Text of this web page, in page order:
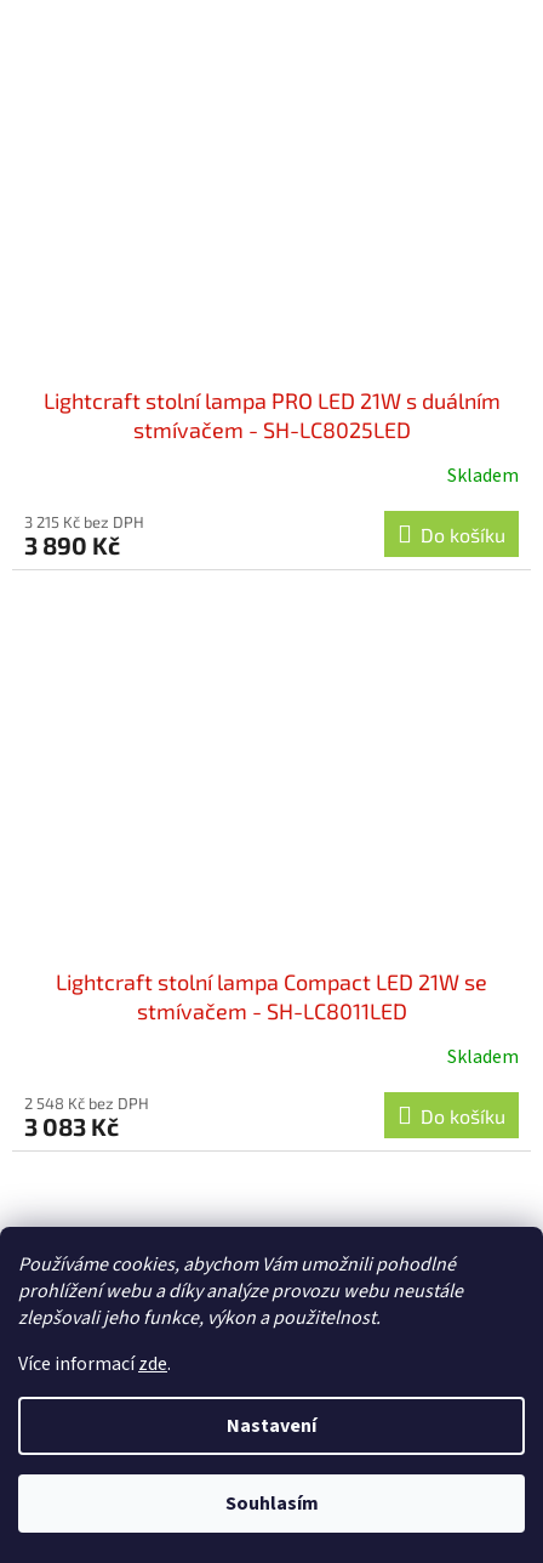
Používáme cookies, abychom Vám umožnili pohodlné
prohlížení webu a díky analýze provozu webu neustále
zlepšovali jeho funkce, výkon a použitelnost.
Více informacízde.
Nastavení
Souhlasím
Lightcraft stolní lampa PRO LED 21W s duálním
stmívačem - SH-LC8025LED
Skladem
3 215 Kč bez DPH
3 890 Kč Do košíku
Lightcraft stolní lampa Compact LED 21W se
stmívačem - SH-LC8011LED
Skladem
2 548 Kč bez DPH
3 083 Kč Do košíku